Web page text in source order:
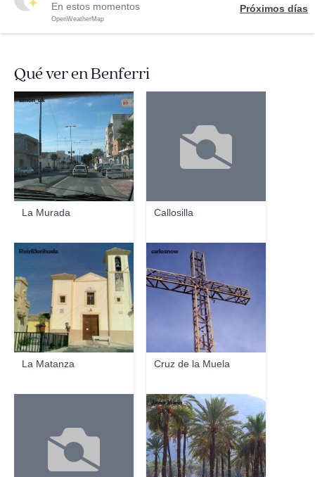
En estos momentos
OpenWeatherMap
Próximos días
Qué ver en Benferri
La Murada
simon_uk
Callosilla
La Matanza
Ruiz63orihuela
Cruz de la Muela
carlosnow
Javier Marín